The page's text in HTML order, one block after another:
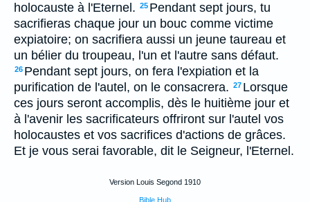
holocauste à l'Eternel. 25 Pendant sept jours, tu
sacrifieras chaque jour un bouc comme victime
expiatoire; on sacrifiera aussi un jeune taureau et
un bélier du troupeau, l'un et l'autre sans défaut.
26 Pendant sept jours, on fera l'expiation et la
purification de l'autel, on le consacrera. 27 Lorsque
ces jours seront accomplis, dès le huitième jour et
à l'avenir les sacrificateurs offriront sur l'autel vos
holocaustes et vos sacrifices d'actions de grâces.
Et je vous serai favorable, dit le Seigneur, l'Eternel.
Version Louis Segond 1910
Bible Hub